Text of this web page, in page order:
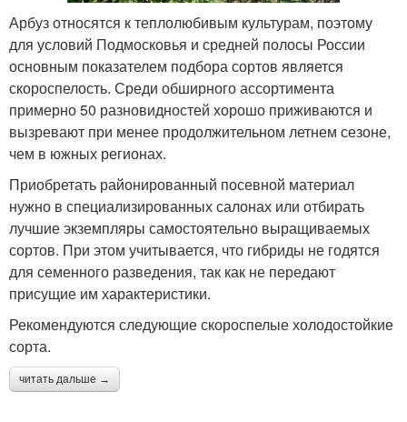
Арбуз относятся к теплолюбивым культурам, поэтому
для условий Подмосковья и средней полосы России
основным показателем подбора сортов является
скороспелость. Среди обширного ассортимента
примерно 50 разновидностей хорошо приживаются и
вызревают при менее продолжительном летнем сезоне,
чем в южных регионах.
Приобретать районированный посевной материал
нужно в специализированных салонах или отбирать
лучшие экземпляры самостоятельно выращиваемых
сортов. При этом учитывается, что гибриды не годятся
для семенного разведения, так как не передают
присущие им характеристики.
Рекомендуются следующие скороспелые холодостойкие
сорта.
читать дальше →